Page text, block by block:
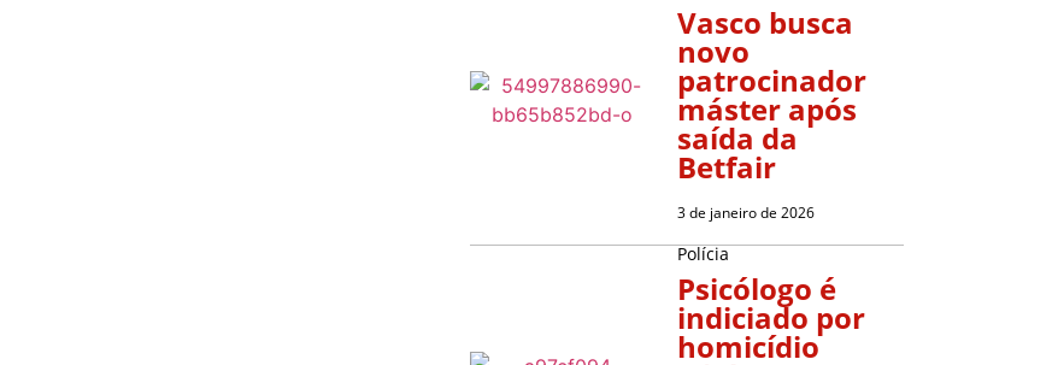
Vasco busca
novo
patrocinador
máster após
saída da
Betfair
3 de janeiro de 2026
Polícia
Psicólogo é
indiciado por
homicídio